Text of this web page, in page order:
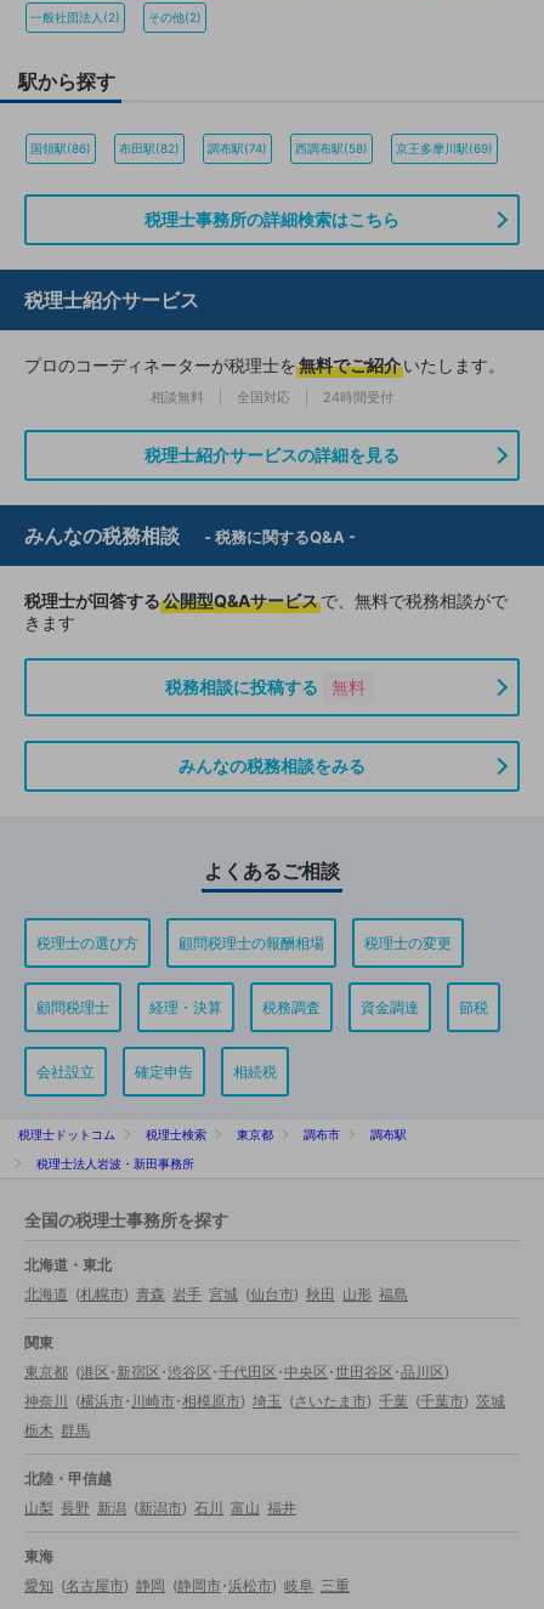
一般社団法人(2) その他(2)
駅から探す
国領駅(86) 布田駅(82) 調布駅(74) 西調布駅(58) 京王多摩川駅(69)
税理士事務所の詳細検索はこちら
税理士紹介サービス
プロのコーディネーターが税理士を無料でご紹介いたします。
相談無料 全国対応 24時間受付
税理士紹介サービスの詳細を見る
みんなの税務相談 - 税務に関するQ&A -
税理士が回答する公開型Q&Aサービスで、無料で税務相談がで
きます
税務相談に投稿する 無料
みんなの税務相談をみる
よくあるご相談
税理士の選び方 顧問税理士の報酬相場 税理士の変更
顧問税理士 経理・決算 税務調査 資金調達 節税
会社設立 確定申告 相続税
税理士ドットコム 税理士検索 東京都 調布市
調布駅
税理士法人岩波・新田事務所
全国の税理士事務所を探す
北海道・東北
北海道 (札幌市) 青森 岩手 宮城 (仙台市) 秋田 山形 福島
関東
東京都 (港区・新宿区・渋谷区・千代田区・中央区・世田谷区・品川区)
神奈川
(横浜市・川崎市・相模原市) 埼玉 (さいたま市) 千葉 (千葉市) 茨城
栃木 群馬
北陸・甲信越
山梨 長野 新潟 (新潟市) 石川 富山 福井
東海
愛知 (名古屋市) 静岡 (静岡市・浜松市) 岐阜 三重